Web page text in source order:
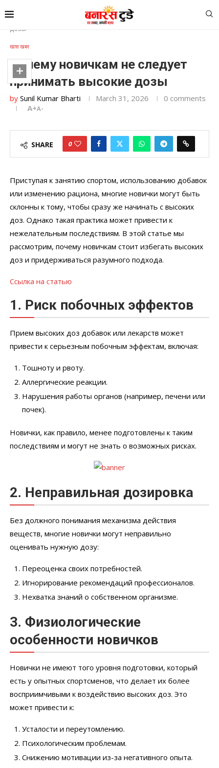
Home
Почему новичкам не следует принимать высокие
дозы
खास खबर
Почему новичкам не следует
принимать высокие дозы
by Sunil Kumar Bharti March 31, 2026
0 comments
A+A-
SHARE 0
Приступая к занятию спортом, использованию добавок
или изменению рациона, многие новички могут быть
склонны к тому, чтобы сразу же начинать с высоких
доз. Однако такая практика может привести к
нежелательным последствиям. В этой статье мы
рассмотрим, почему новичкам стоит избегать высоких
доз и придерживаться разумного подхода.
Ссылка на статью
1. Риск побочных эффектов
Прием высоких доз добавок или лекарств может
привести к серьезным побочным эффектам, включая:
Тошноту и рвоту.
Аллергические реакции.
Нарушения работы органов (например, печени или
почек).
Новички, как правило, менее подготовлены к таким
последствиям и могут не знать о возможных рисках.
2. Неправильная дозировка
Без должного понимания механизма действия
веществ, многие новички могут неправильно
оценивать нужную дозу:
Переоценка своих потребностей.
Игнорирование рекомендаций профессионалов.
Нехватка знаний о собственном организме.
3. Физиологические
особенности новичков
Новички не имеют того уровня подготовки, который
есть у опытных спортсменов, что делает их более
восприимчивыми к воздействию высоких доз. Это
может привести к:
Усталости и переутомлению.
Психологическим проблемам.
Снижению мотивации из-за негативного опыта.